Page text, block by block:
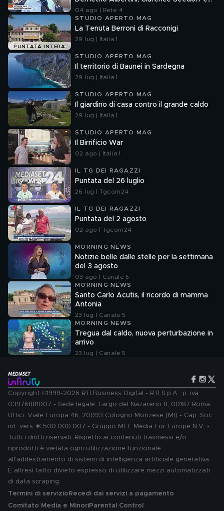
Giovanni Galli
04 ago | Rete 4
PUNTATA INTERA
STUDIO APERTO MAG
La Tenuta Berroni di Racconigi
29 lug | Italia 1
STUDIO APERTO MAG
Il territorio di Baunei in Sardegna
29 lug | Italia 1
STUDIO APERTO MAG
Il giardino di casa contro il grande caldo
29 lug | Italia 1
STUDIO APERTO MAG
Il Birrificio War
02 ago | Italia 1
IL TG DEI RAGAZZI
Puntata del 26 luglio
26 lug | Tgcom24
IL TG DEI RAGAZZI
Puntata del 2 agosto
02 ago | Tgcom24
MORNING NEWS
Notizie belle dalle stelle per la settimana
del 3 agosto
03 ago | Canale 5
MORNING NEWS
Santo Carlo Acutis, il ricordo di mamma
Antonia
23 lug | Canale 5
MORNING NEWS
Tregua dal caldo, nuova perturbazione in
arrivo
23 lug | Canale 5
Copyright ©1999-2026 RTI Business Digital - RTI S.p.A.: p. iva
03976881007 - Sede legale: Largo del Nazareno 8, 00187 Roma.
Uffici: Viale Europa 46, 20093 Cologno Monzese (MI) - Cap. Soc.
int. vers. € 500.000.007 - Gruppo MFE Media For Europe N.V. -
Tutti i diritti riservati. Rispetto ai contenuti trasmessi e/o
riprodotti è vietata ogni utilizzazione funzionale
all'addestramento di sistemi di intelligenza artificiale generativa.
È altresì fatto divieto espresso di utilizzare mezzi automatizzati
di data scraping.
Termini di servizio Recedi dai servizi a pagamento
Comitato Media e MinoriParental Control